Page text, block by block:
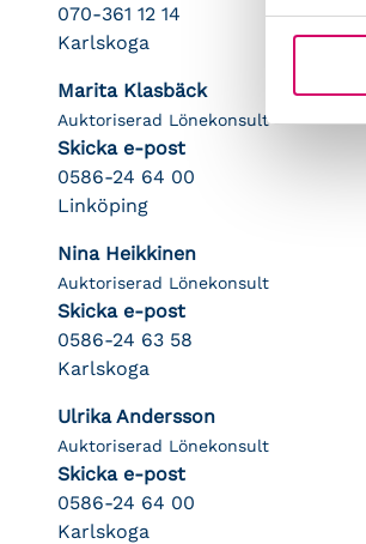
070-361 12 14
Karlskoga
Marita Klasbäck
Auktoriserad Lönekonsult
Skicka e-post
0586-24 64 00
Linköping
Nina Heikkinen
Auktoriserad Lönekonsult
Skicka e-post
0586-24 63 58
Karlskoga
Ulrika Andersson
Auktoriserad Lönekonsult
Skicka e-post
0586-24 64 00
Karlskoga